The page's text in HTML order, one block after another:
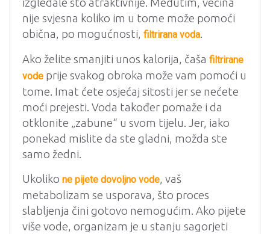
izgledale što atraktivnije. Međutim, većina
nije svjesna koliko im u tome može pomoći
obična, po mogućnosti, filtrirana voda.
Ako želite smanjiti unos kalorija, čaša filtrirane
vode prije svakog obroka može vam pomoći u
tome. Imat ćete osjećaj sitosti jer se nećete
moći prejesti. Voda također pomaže i da
otklonite „zabune“ u svom tijelu. Jer, iako
ponekad mislite da ste gladni, možda ste
samo žedni.
Ukoliko ne pijete dovoljno vode, vaš
metabolizam se usporava, što proces
slabljenja čini gotovo nemogućim. Ako pijete
više vode, organizam je u stanju sagorjeti